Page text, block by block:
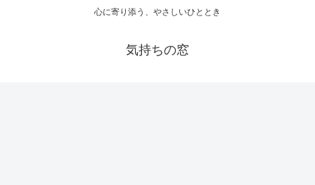
心に寄り添う、やさしいひととき
気持ちの窓